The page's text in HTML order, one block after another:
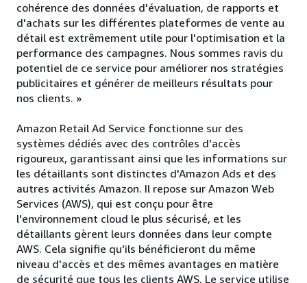
cohérence des données d'évaluation, de rapports et
d'achats sur les différentes plateformes de vente au
détail est extrêmement utile pour l'optimisation et la
performance des campagnes. Nous sommes ravis du
potentiel de ce service pour améliorer nos stratégies
publicitaires et générer de meilleurs résultats pour
nos clients. »
Amazon Retail Ad Service fonctionne sur des
systèmes dédiés avec des contrôles d'accès
rigoureux, garantissant ainsi que les informations sur
les détaillants sont distinctes d'Amazon Ads et des
autres activités Amazon. Il repose sur Amazon Web
Services (AWS), qui est conçu pour être
l'environnement cloud le plus sécurisé, et les
détaillants gèrent leurs données dans leur compte
AWS. Cela signifie qu'ils bénéficieront du même
niveau d'accès et des mêmes avantages en matière
de sécurité que tous les clients AWS. Le service utilise